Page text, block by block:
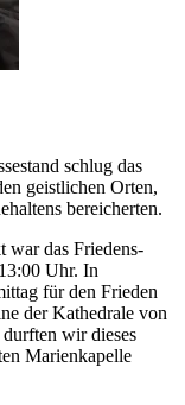
schlug das
geistlichen Orten,
bereicherten.
war das Friedens-
Uhr. In
für den Frieden
der Kathedrale von
wir dieses
Marienkapelle